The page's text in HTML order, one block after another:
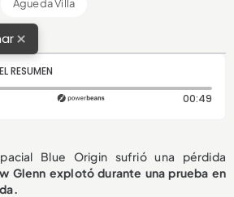
Águeda Villa
×
RESUMEN
transcurrido: 0 segundos 00:49
Blue Origin sufrió una pérdida
Glenn explotó durante una prueba en